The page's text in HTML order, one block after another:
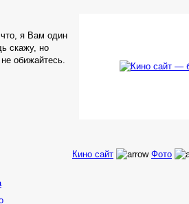
я Вам один
скажу, но
обижайтесь.
Кино сайт Фото